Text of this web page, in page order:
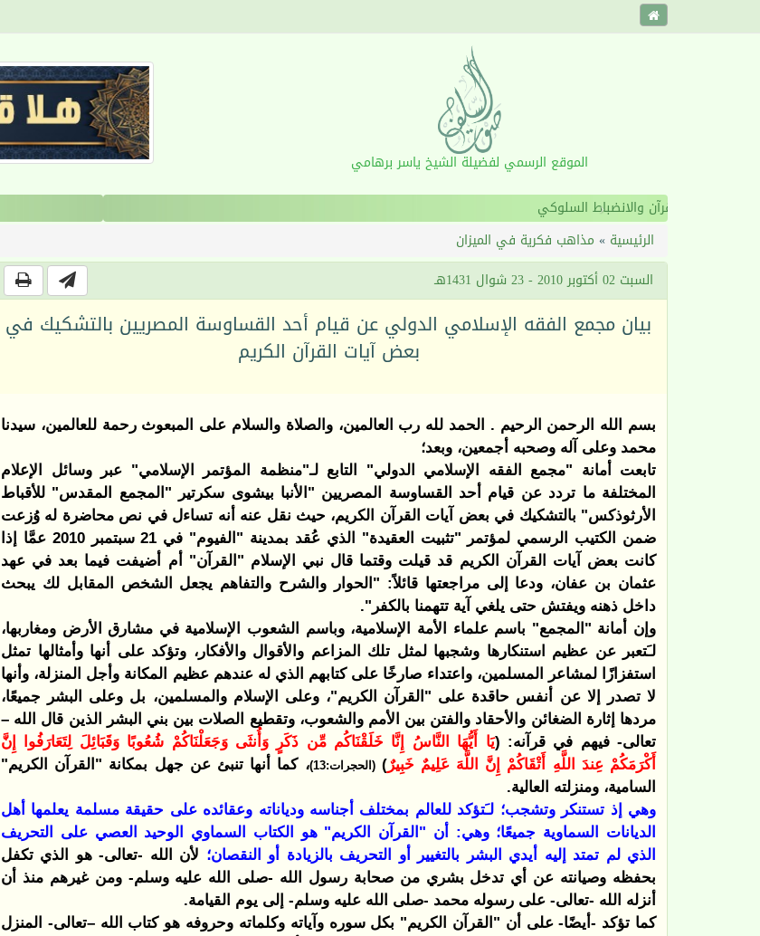
الموقع الرسمي لفضيلة الشيخ ياسر برهامي
‹
الرئيسية » مذاهب فكرية في الميزان
السبت 02 أكتوبر 2010 - 23 شوال 1431هـ
بيان مجمع الفقه الإسلامي الدولي عن قيام أحد القساوسة المصريين بالتشكيك في
بعض آيات القرآن الكريم
بسم الله الرحمن الرحيم . الحمد لله رب العالمين، والصلاة والسلام على المبعوث رحمة للعالمين، سيدنا
محمد وعلى آله وصحبه أجمعين، وبعد؛
تابعت أمانة "مجمع الفقه الإسلامي الدولي" التابع لـ"منظمة المؤتمر الإسلامي" عبر وسائل الإعلام
المختلفة ما تردد عن قيام أحد القساوسة المصريين " الأنبا بيشوى سكرتير "المجمع المقدس" للأقباط
الأرثوذكس" بالتشكيك في بعض آيات القرآن الكريم، حيث نقل عنه أنه تساءل في نص محاضرة له وُزعت
ضمن الكتيب الرسمي لمؤتمر "تثبيت العقيدة" الذي عُقد بمدينة "الفيوم" في 21 سبتمبر 2010 عمَّا إذا
كانت بعض آيات القرآن الكريم قد قيلت وقتما قال نبي الإسلام "القرآن" أم أضيفت فيما بعد في عهد
عثمان بن عفان، ودعا إلى مراجعتها قائلاً: "الحوار والشرح والتفاهم يجعل الشخص المقابل لك يبحث
داخل ذهنه ويفتش حتى يلغي آية تتهمنا بالكفر".
وإن أمانة "المجمع" باسم علماء الأمة الإسلامية، وباسم الشعوب الإسلامية في مشارق الأرض ومغاربها،
لـَتعبر عن عظيم استنكارها وشجبها لمثل تلك المزاعم والأقوال والأفكار، وتؤكد على أنها وأمثالها تمثل
استفزازًا لمشاعر المسلمين، واعتداء صارخًا على كتابهم الذي له عندهم عظيم المكانة وأجل المنزلة، وأنها
لا تصدر إلا عن أنفس حاقدة على "القرآن الكريم"، وعلى الإسلام والمسلمين، بل وعلى البشر جميعًا،
مردها إثارة الضغائن والأحقاد والفتن بين الأمم والشعوب، وتقطيع الصلات بين بني البشر الذين قال الله –
تعالى- فيهم في قرآنه: (يَا أَيُّهَا النَّاسُ إِنَّا خَلَقْنَاكُم مِّن ذَكَرٍ وَأُنثَى وَجَعَلْنَاكُمْ شُعُوبًا وَقَبَائِلَ لِتَعَارَفُوا إِنَّ
أَكْرَمَكُمْ عِندَ اللَّهِ أَتْقَاكُمْ إِنَّ اللَّهَ عَلِيمٌ خَبِيرٌ)(الحجرات:13)
، كما أنها تنبئ عن جهل بمكانة "القرآن الكريم"
السامية، ومنزلته العالية.
وهي إذ تستنكر وتشجب؛ لـَتؤكد للعالم بمختلف أجناسه ودياناته وعقائده على حقيقة مسلمة يعلمها أهل
الديانات السماوية جميعًا؛ وهي: أن "القرآن الكريم" هو الكتاب السماوي الوحيد العصي على التحريف
الذي لم تمتد إليه أيدي البشر بالتغيير أو التحريف بالزيادة أو النقصان؛ لأن الله -تعالى- هو الذي تكفل
بحفظه وصيانته عن أي تدخل بشري من صحابة رسول الله -صلى الله عليه وسلم- ومن غيرهم منذ أن
أنزله الله -تعالى- على رسوله محمد -صلى الله عليه وسلم- إلى يوم القيامة.
كما تؤكد -أيضًا- على أن "القرآن الكريم" بكل سوره وآياته وكلماته وحروفه هو كتاب الله –تعالى- المنزل